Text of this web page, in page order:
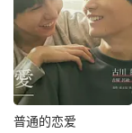
普通的恋爱